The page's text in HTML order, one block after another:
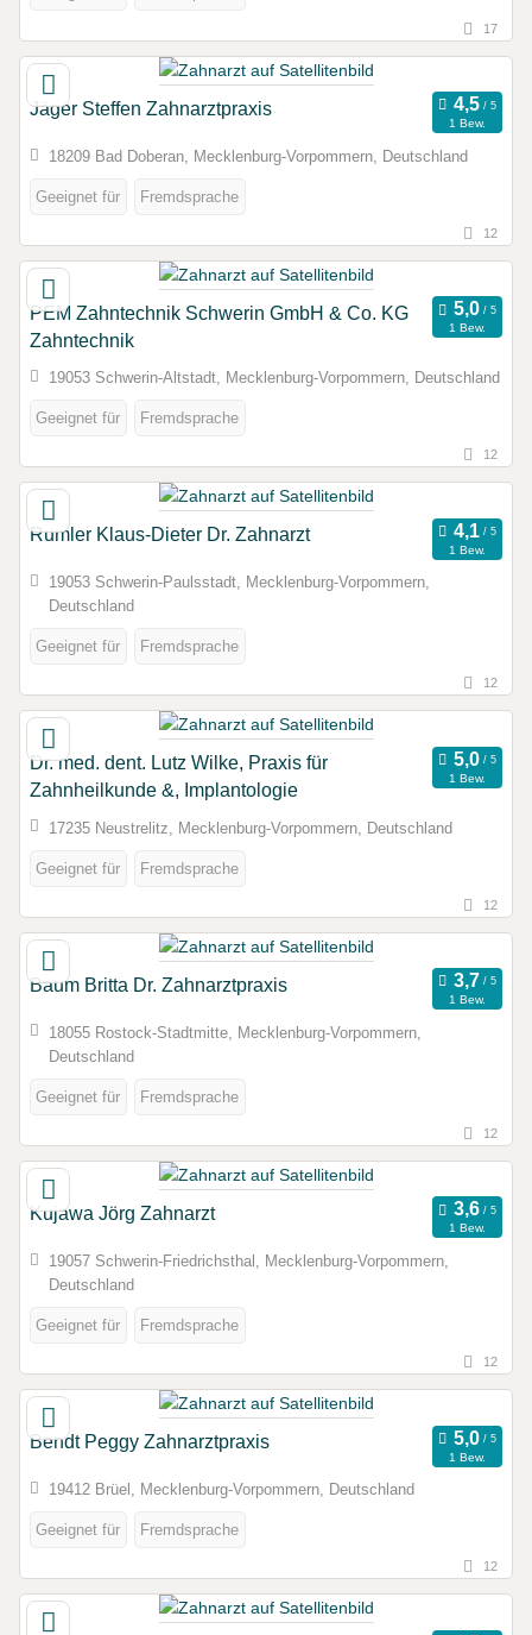
17
Jäger Steffen Zahnarztpraxis
1 Bew.
18209 Bad Doberan, Mecklenburg-Vorpommern, Deutschland
Geeignet für Fremdsprache
12
PEM Zahntechnik Schwerin GmbH & Co. KG
Zahntechnik
1 Bew.
19053 Schwerin-Altstadt, Mecklenburg-Vorpommern, Deutschland
Geeignet für Fremdsprache
12
Rumler Klaus-Dieter Dr. Zahnarzt
1 Bew.
19053 Schwerin-Paulsstadt, Mecklenburg-Vorpommern,
Deutschland
Geeignet für Fremdsprache
12
Dr. med. dent. Lutz Wilke, Praxis für
Zahnheilkunde &, Implantologie
1 Bew.
17235 Neustrelitz, Mecklenburg-Vorpommern, Deutschland
Geeignet für Fremdsprache
12
Baum Britta Dr. Zahnarztpraxis
1 Bew.
18055 Rostock-Stadtmitte, Mecklenburg-Vorpommern,
Deutschland
Geeignet für Fremdsprache
12
Kujawa Jörg Zahnarzt
1 Bew.
19057 Schwerin-Friedrichsthal, Mecklenburg-Vorpommern,
Deutschland
Geeignet für Fremdsprache
12
Bendt Peggy Zahnarztpraxis
1 Bew.
19412 Brüel, Mecklenburg-Vorpommern, Deutschland
Geeignet für Fremdsprache
12